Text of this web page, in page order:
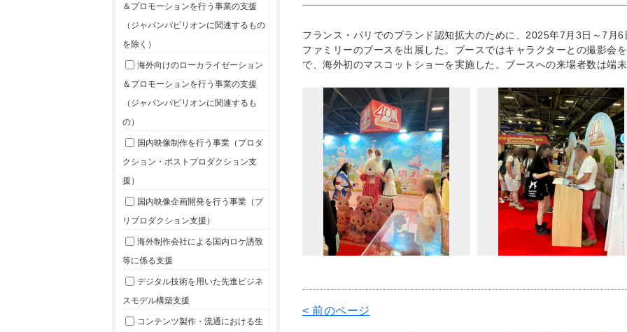
フランス・パリでのブランド認知拡大のために、2025年7月3日～7月
ファミリーのブースを出展した。ブースではキャラクターとの撮影会
で、海外初のマスコットショーを実施した。ブースへの来場者数は端
< 前のページ
＆プロモーションを行う事業の支援
（ジャパンパビリオンに関連するもの
を除く）
海外向けのローカライゼーション
＆プロモーションを行う事業の支援
（ジャパンパビリオンに関連するも
の）
国内映像制作を行う事業（プロダ
クション・ポストプロダクション支
援）
国内映像企画開発を行う事業（プ
リプロダクション支援）
海外制作会社による国内ロケ誘致
等に係る支援
デジタル技術を用いた先進ビジネ
スモデル構築支援
コンテンツ製作・流通における生